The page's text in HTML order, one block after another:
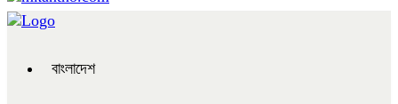
বাংলাদেশ